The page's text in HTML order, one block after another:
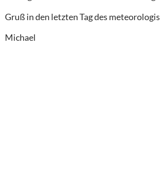
Gruß in den letzten Tag des
Michael